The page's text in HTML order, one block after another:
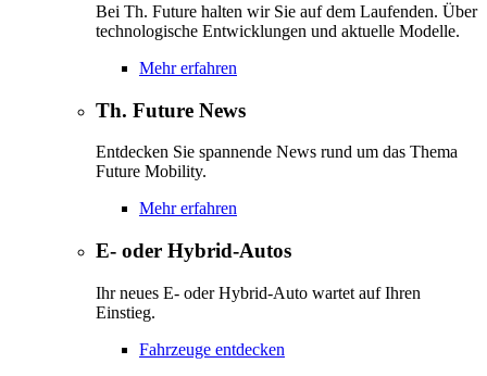
Bei Th. Future halten wir Sie auf dem Laufenden. Über
technologische Entwicklungen und aktuelle Modelle.
Mehr erfahren
Th. Future News
Entdecken Sie spannende News rund um das Thema
Future Mobility.
Mehr erfahren
E- oder Hybrid-Autos
Ihr neues E- oder Hybrid-Auto wartet auf Ihren
Einstieg.
Fahrzeuge entdecken